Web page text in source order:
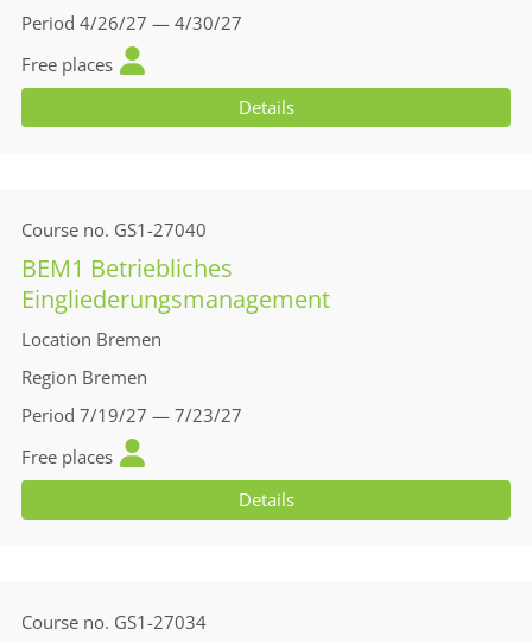
Period 4/26/27 — 4/30/27
Free places
Details
Course no. GS1-27040
BEM1 Betriebliches
Eingliederungsmanagement
Location Bremen
Region Bremen
Period 7/19/27 — 7/23/27
Free places
Details
Course no. GS1-27034